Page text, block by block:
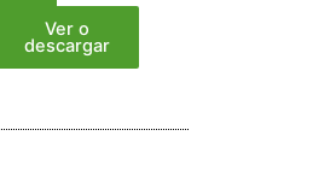
Ver o
descargar